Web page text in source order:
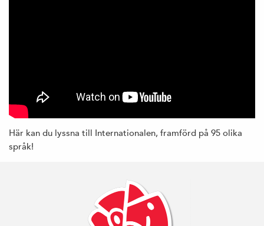
Här kan du lyssna till Internationalen, framförd på 95 olika
språk!